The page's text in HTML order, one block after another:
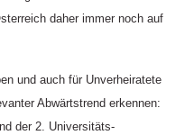
daher immer noch auf
und auch für Unverheiratete
Abwärtstrend erkennen:
der 2. Universitäts-